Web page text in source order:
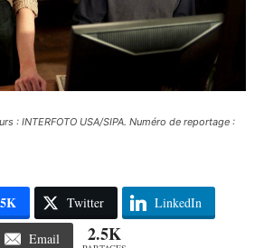
: INTERFOTO USA/SIPA. Numéro de reportage :
Twitter LinkedIn
Email 2.5K